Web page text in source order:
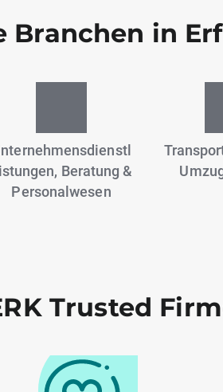
Branchen in
Beratung &
Personalwesen
Trusted